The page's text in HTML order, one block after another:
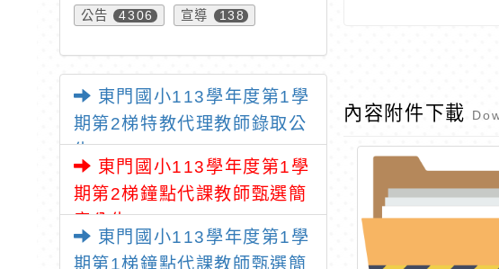
公告 4306 宣導 138
東門國小113學年度第1學
期第2梯特教代理教師錄取公
告
東門國小113學年度第1學
期第2梯鐘點代課教師甄選簡
章公告
東門國小113學年度第1學
期第1梯鐘點代課教師甄選簡
內容附件下載